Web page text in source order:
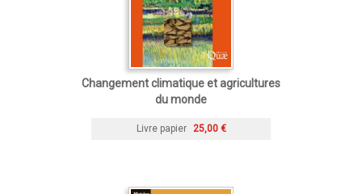
Changement climatique et agricultures
du monde
Livre papier 25,00 €